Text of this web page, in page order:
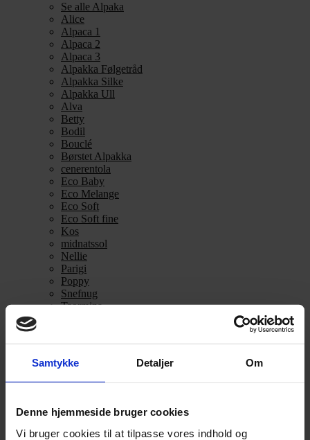
Samtykke Detaljer Om
Denne hjemmeside bruger cookies
Vi bruger cookies til at tilpasse vores indhold og
Se alle Alpaka
Alice
Alpaca 1
Alpaca 2
Alpaca 3
Alpakka Følgetråd
Alpakka Silke
Alpakka Ull
Alva
Betty
Bodil
Bouclé
Børstet Alpakka
cenerentola
Eco Baby
Eco Melange
Eco Soft
Eco Soft fine
Kos
midnatssol
Nellie
Parigi
Poppy
Snefnug
Taormina
Zucchero Filato
Alice
Alpaca 1
Alpaca 3
Alpakka Følgetråd
Alpakka Silke